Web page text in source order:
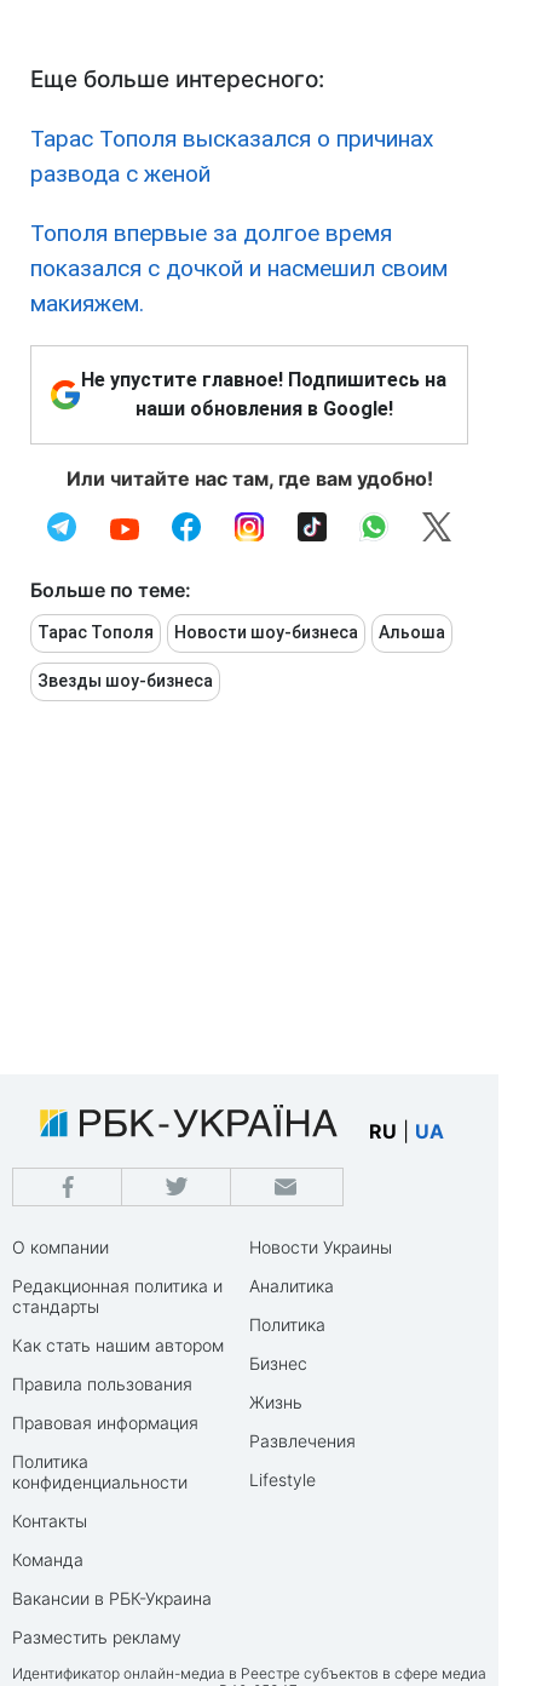
Еще больше интересного:
Тарас Тополя высказался о причинах
развода с женой
Тополя впервые за долгое время
показался с дочкой и насмешил своим
макияжем.
Не упустите главное! Подпишитесь на
наши обновления в Google!
Или читайте нас там, где вам удобно!
Больше по теме:
Тарас Тополя Новости шоу-бизнеса Альоша
Звезды шоу-бизнеса
RU UA
О компании
Редакционная политика и
стандарты
Как стать нашим автором
Правила пользования
Правовая информация
Политика
конфиденциальности
Контакты
Команда
Вакансии в РБК-Украина
Разместить рекламу
Новости Украины
Аналитика
Политика
Бизнес
Жизнь
Развлечения
Lifestyle
Идентификатор онлайн-медиа в Реестре субъектов в сфере медиа